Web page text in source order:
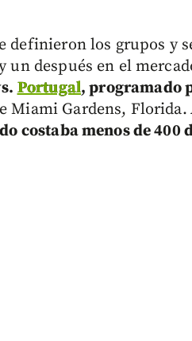
definieron los grupos y
un después en el
Portugal, programado
Miami Gardens, Florida.
costaba menos de 400